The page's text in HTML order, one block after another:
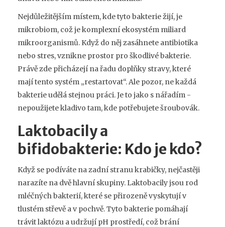
Nejdůležitějším místem, kde tyto bakterie žijí, je
mikrobiom, což je komplexní ekosystém miliard
mikroorganismů. Když do něj zasáhnete antibiotika
nebo stres, vznikne prostor pro škodlivé bakterie.
Právě zde přicházejí na řadu doplňky stravy, které
mají tento systém „restartovat“. Ale pozor, ne každá
bakterie udělá stejnou práci. Je to jako s nářadím -
nepoužijete kladivo tam, kde potřebujete šroubovák.
Laktobacily a
bifidobakterie: Kdo je kdo?
Když se podíváte na zadní stranu krabičky, nejčastěji
narazíte na dvě hlavní skupiny. Laktobacilyjsou rod
mléčných bakterií, které se přirozeně vyskytují v
tlustém střevě a v pochvě. Tyto bakterie pomáhají
trávit laktózu a udržují pH prostředí, což brání